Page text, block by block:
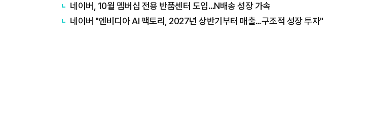
네이버, 10월 멤버십 전용 반품센터 도입…N배송 성장 가속
네이버 "엔비디아 AI 팩토리, 2027년 상반기부터 매출…구조적 성장 투자"